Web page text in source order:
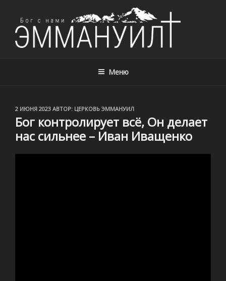
Меню
ОПУБЛИКОВАНО
2 ИЮНЯ 2023 АВТОР: ЦЕРКОВЬ ЭММАНУИЛ
Бог контролирует всё, Он делает
нас сильнее – Иван Иващенко